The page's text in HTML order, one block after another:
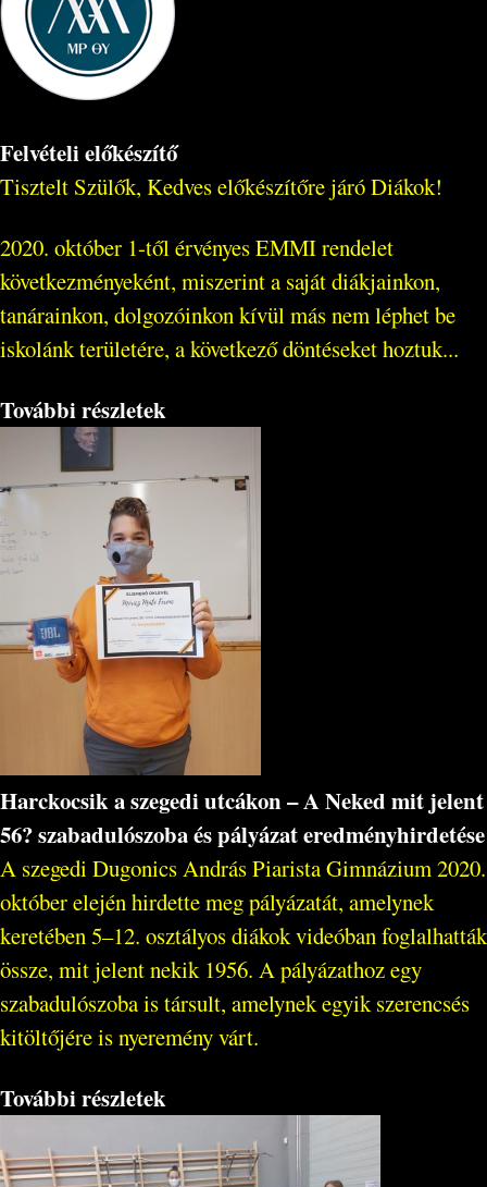
Felvételi előkészítő
Tisztelt Szülők, Kedves előkészítőre járó Diákok!
2020. október 1-től érvényes EMMI rendelet
következményeként, miszerint a saját diákjainkon,
tanárainkon, dolgozóinkon kívül más nem léphet be
iskolánk területére, a következő döntéseket hoztuk...
További részletek
Harckocsik a szegedi utcákon – A Neked mit jelent
56? szabadulószoba és pályázat eredményhirdetése
A szegedi Dugonics András Piarista Gimnázium 2020.
október elején hirdette meg pályázatát, amelynek
keretében 5–12. osztályos diákok videóban foglalhatták
össze, mit jelent nekik 1956. A pályázathoz egy
szabadulószoba is társult, amelynek egyik szerencsés
kitöltőjére is nyeremény várt.
További részletek